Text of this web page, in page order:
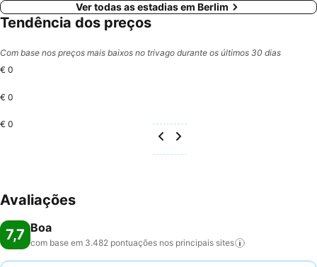
Ver todas as estadias em Berlim
Tendência dos preços
Com base nos preços mais baixos no trivago durante os últimos 30 dias
€ 0
€ 0
€ 0
Avaliações
7,7 Boa
com base em 3.482 pontuações nos principais sites